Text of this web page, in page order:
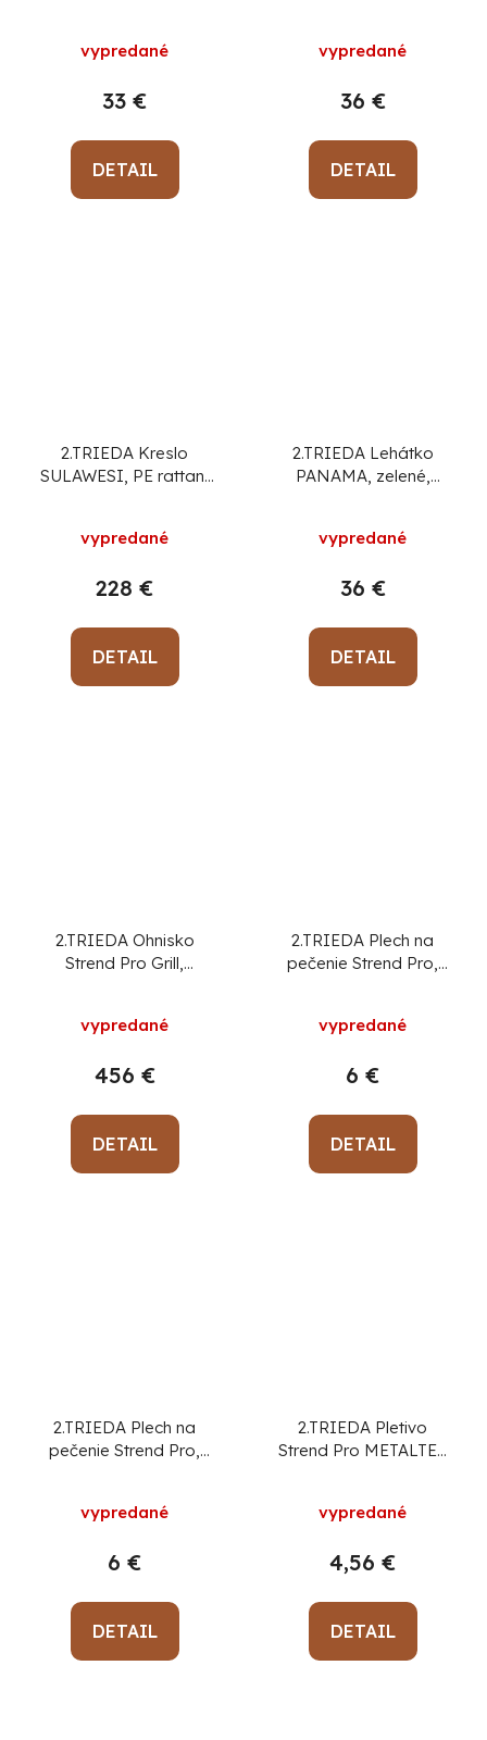
vypredané
33 €
DETAIL
vypredané
36 €
DETAIL
2.TRIEDA Kreslo
SULAWESI, PE rattan,
vypredané
228 €
DETAIL
2.TRIEDA Lehátko
PANAMA, zelené,
vypredané
36 €
DETAIL
2.TRIEDA Ohnisko
Strend Pro Grill,
vypredané
456 €
DETAIL
2.TRIEDA Plech na
pečenie Strend Pro,
vypredané
6 €
DETAIL
2.TRIEDA Plech na
pečenie Strend Pro,
vypredané
6 €
DETAIL
2.TRIEDA Pletivo
Strend Pro METALTEC
kompakt, zelené,
Cena za 1 m, min.
vypredané
4,56 €
DETAIL